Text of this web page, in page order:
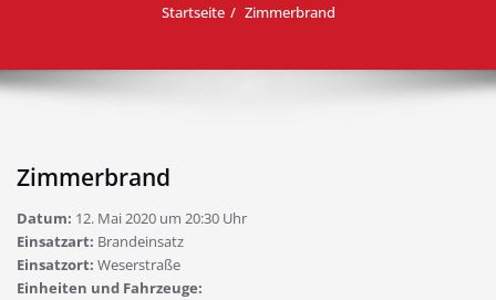
Startseite Zimmerbrand
Zimmerbrand
Datum: 12. Mai 2020 um 20:30 Uhr
Einsatzart: Brandeinsatz
Einsatzort: Weserstraße
Einheiten und Fahrzeuge: